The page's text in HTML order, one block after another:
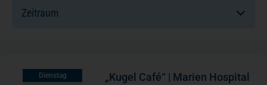
Dienstag
„Kugel Café“ | Marien Hospital